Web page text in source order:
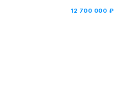
12 700 000 ₽